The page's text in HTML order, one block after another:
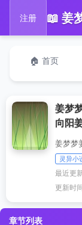
注册
🏠 首页
姜梦
向阳
姜梦梦
灵异小
最近更
更新时
章节列表